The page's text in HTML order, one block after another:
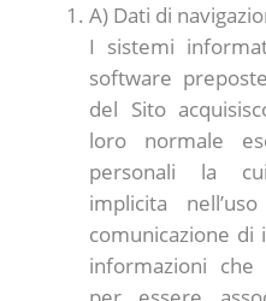
A) Dati di
I sistemi
software
del Sito
loro normale
personali la
implicita
comunicazione
informazioni